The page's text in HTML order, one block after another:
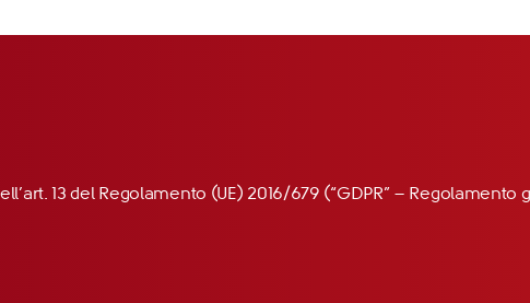
13 del Regolamento (UE) 2016/679 (“GDPR” –